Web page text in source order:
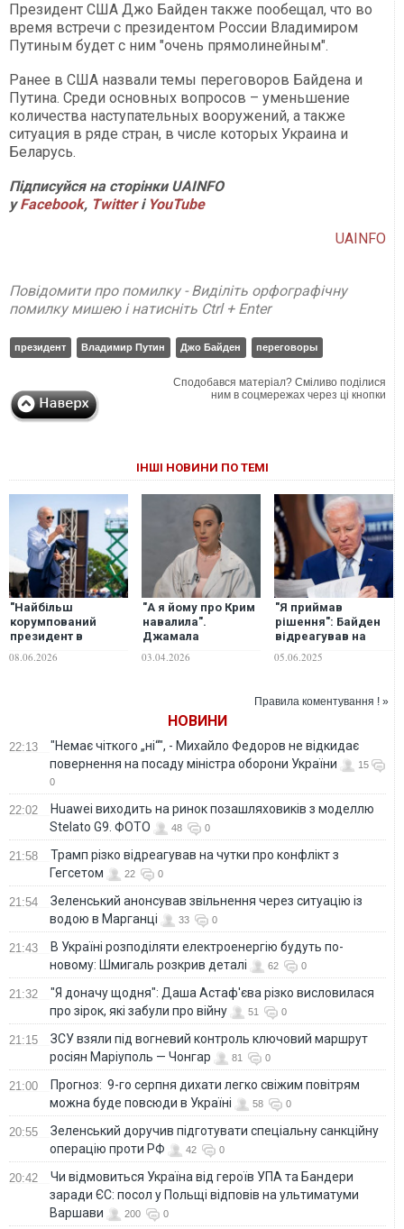
Президент США Джо Байден также пообещал, что во
время встречи с президентом России Владимиром
Путиным будет с ним "очень прямолинейным".
Ранее в США назвали темы переговоров Байдена и
Путина. Среди основных вопросов – уменьшение
количества наступательных вооружений, а также
ситуация в ряде стран, в числе которых Украина и
Беларусь.
Підписуйся на сторінки UAINFO
уFacebook, Twitterі YouTube
UAINFO
Повідомити про помилку - Виділіть орфографічну
помилку мишею і натисніть Ctrl + Enter
президент Владимир Путин Джо Байден переговоры
Сподобався матеріал? Сміливо поділися
ним в соцмережах через ці кнопки
ІНШІ НОВИНИ ПО ТЕМІ
"Найбільш
корумпований
президент в
різко
08.06.2026
"А я йому про Крим
навалила".
Джамала
зустріч із
03.04.2026
"Я приймав
рішення": Байден
відреагував на
розпочати
використання його
05.06.2025
Правила коментування ! »
НОВИНИ
22:13
"Немає чіткого „ні“", - Михайло Федоров не відкидає
повернення на посаду міністра оборони України
15
0
22:02
Huawei виходить на ринок позашляховиків з моделлю
Stelato G9. ФОТО
48 0
21:58
Трамп різко відреагував на чутки про конфлікт з
Гегсетом
22 0
21:54
Зеленський анонсував звільнення через ситуацію із
водою в Марганці
33 0
21:43
В Україні розподіляти електроенергію будуть по-
новому: Шмигаль розкрив деталі
62 0
21:32
"Я доначу щодня": Даша Астаф'єва різко висловилася
про зірок, які забули про війну
51 0
21:15
ЗСУ взяли під вогневий контроль ключовий маршрут
росіян Маріуполь — Чонгар
81 0
21:00
Прогноз: 9-го серпня дихати легко свіжим повітрям
можна буде повсюди в Україні
58 0
20:55
Зеленський доручив підготувати спеціальну санкційну
операцію проти РФ
42 0
20:42
Чи відмовиться Україна від героїв УПА та Бандери
заради ЄС: посол у Польщі відповів на ультиматуми
Варшави
200 0